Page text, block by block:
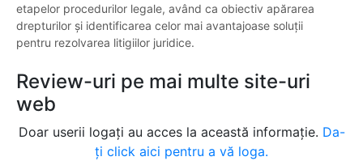
etapelor procedurilor legale, având ca obiectiv apărarea
drepturilor și identificarea celor mai avantajoase soluții
pentru rezolvarea litigiilor juridice.
Review-uri pe mai multe site-uri
web
Doar userii logați au acces la această informație. Da-
ți click aici pentru a vă loga.